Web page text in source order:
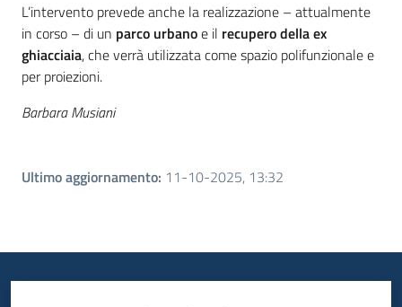
L’intervento prevede anche la realizzazione – attualmente
in corso – di un parco urbanoe il recupero della ex
ghiacciaia, che verrà utilizzata come spazio polifunzionale e
per proiezioni.
Barbara Musiani
Ultimo aggiornamento: 11-10-2025, 13:32